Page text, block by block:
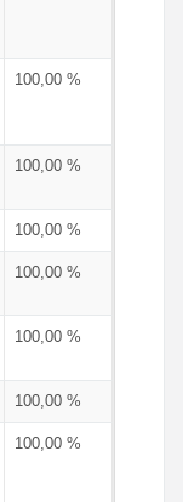
100,00 %
100,00 %
100,00 %
100,00 %
100,00 %
100,00 %
100,00 %